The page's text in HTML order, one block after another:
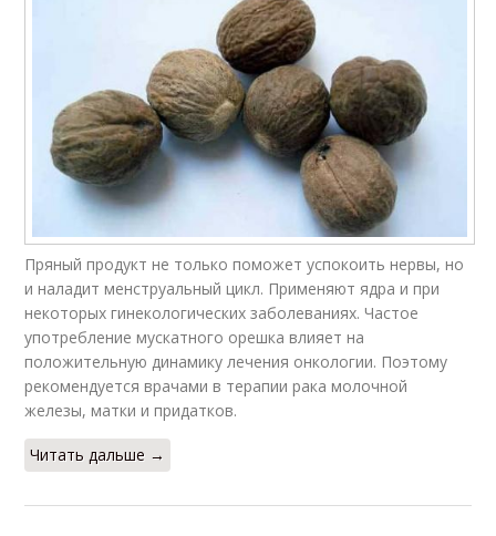
Пряный продукт не только поможет успокоить нервы, но
и наладит менструальный цикл. Применяют ядра и при
некоторых гинекологических заболеваниях. Частое
употребление мускатного орешка влияет на
положительную динамику лечения онкологии. Поэтому
рекомендуется врачами в терапии рака молочной
железы, матки и придатков.
Читать дальше →